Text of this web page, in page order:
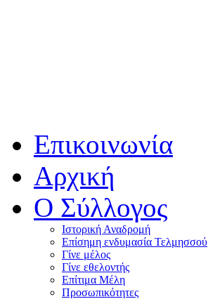
Επικοινωνία
Αρχική
Ο Σύλλογος
Ιστορική Αναδρομή
Επίσημη ενδυμασία Τελμησσού
Γίνε μέλος
Γίνε εθελοντής
Επίτιμα Μέλη
Προσωπικότητες